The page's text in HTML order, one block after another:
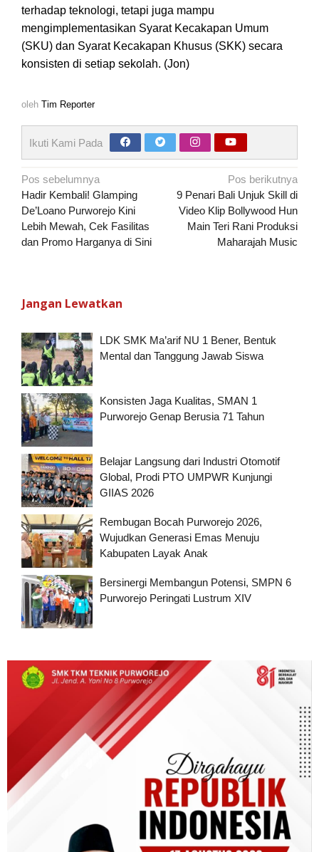
terhadap teknologi, tetapi juga mampu
mengimplementasikan Syarat Kecakapan Umum
(SKU) dan Syarat Kecakapan Khusus (SKK) secara
konsisten di setiap sekolah. (Jon)
oleh Tim Reporter
Ikuti Kami Pada
Navigasi
pos
Pos sebelumnya
Hadir Kembali! Glamping
De’Loano Purworejo Kini
Lebih Mewah, Cek Fasilitas
dan Promo Harganya di Sini
Pos berikutnya
9 Penari Bali Unjuk Skill di
Video Klip Bollywood Hun
Main Teri Rani Produksi
Maharajah Music
Jangan Lewatkan
LDK SMK Ma’arif NU 1 Bener, Bentuk
Mental dan Tanggung Jawab Siswa
Konsisten Jaga Kualitas, SMAN 1
Purworejo Genap Berusia 71 Tahun
Belajar Langsung dari Industri Otomotif
Global, Prodi PTO UMPWR Kunjungi
GIIAS 2026
Rembugan Bocah Purworejo 2026,
Wujudkan Generasi Emas Menuju
Kabupaten Layak Anak
Bersinergi Membangun Potensi, SMPN 6
Purworejo Peringati Lustrum XIV